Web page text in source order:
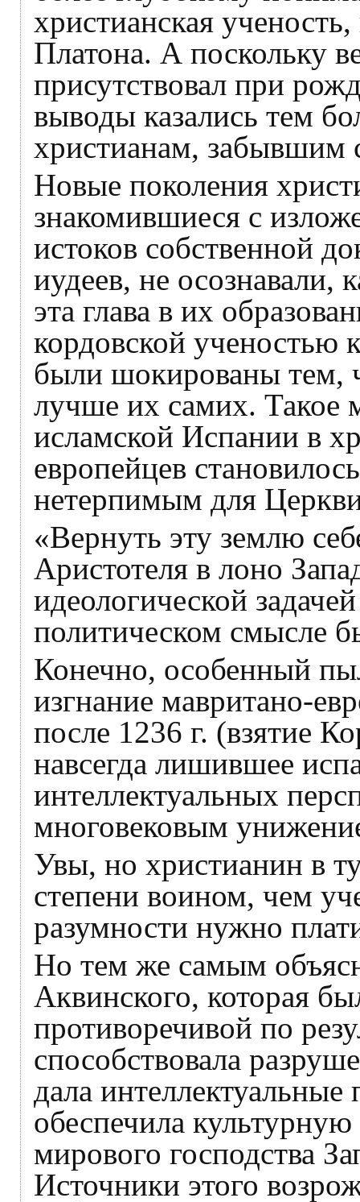
христианская
Платона. А поскольку
присутствовал при
выводы казались тем
христианам, забывшим
Новые поколения
знакомившиеся с
истоков собственной
иудеев, не осознавали,
эта глава в их
кордовской ученостью
были шокированы тем,
лучше их самих. Такое
исламской Испании в
европейцев
нетерпимым для
«Вернуть эту землю
Аристотеля в лоно
идеологической
политическом смысле
Конечно, особенный
изгнание мавритано-
после 1236 г. (взятие
навсегда лишившее
интеллектуальных
многовековым
Увы, но христианин в
степени воином, чем
разумности нужно
Но тем же самым
Аквинского, которая
противоречивой по
способствовала
дала
обеспечила
мирового господства
Источники этого